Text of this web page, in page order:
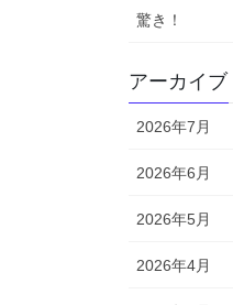
驚き！
アーカイブ
2026年7月
2026年6月
2026年5月
2026年4月